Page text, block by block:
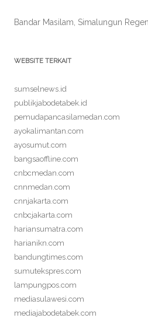
Bandar Masilam, Simalungun
WEBSITE TERKAIT
sumselnews.id
publikjabodetabek.id
pemudapancasilamedan.com
ayokalimantan.com
ayosumut.com
bangsaoffline.com
cnbcmedan.com
cnnmedan.com
cnnjakarta.com
cnbcjakarta.com
hariansumatra.com
harianikn.com
bandungtimes.com
sumutekspres.com
lampungpos.com
mediasulawesi.com
mediajabodetabek.com